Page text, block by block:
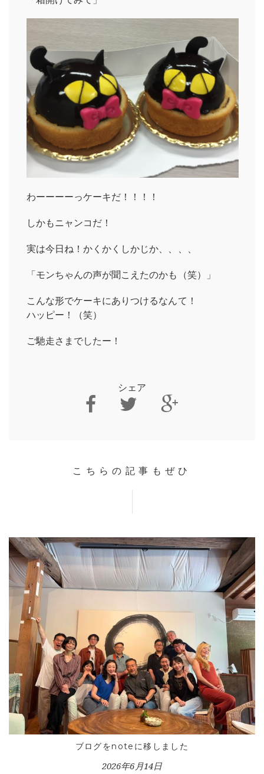
わーーーーっケーキだ！！！！
しかもニャンコだ！
実は今日ね！かくかくしかじか、、、、
「モンちゃんの声が聞こえたのかも（笑）」
こんな形でケーキにありつけるなんて！
ハッピー！（笑）
ご馳走さまでしたー！
シェア
こちらの記事もぜひ
ブログをnoteに移しました
2026年6月14日